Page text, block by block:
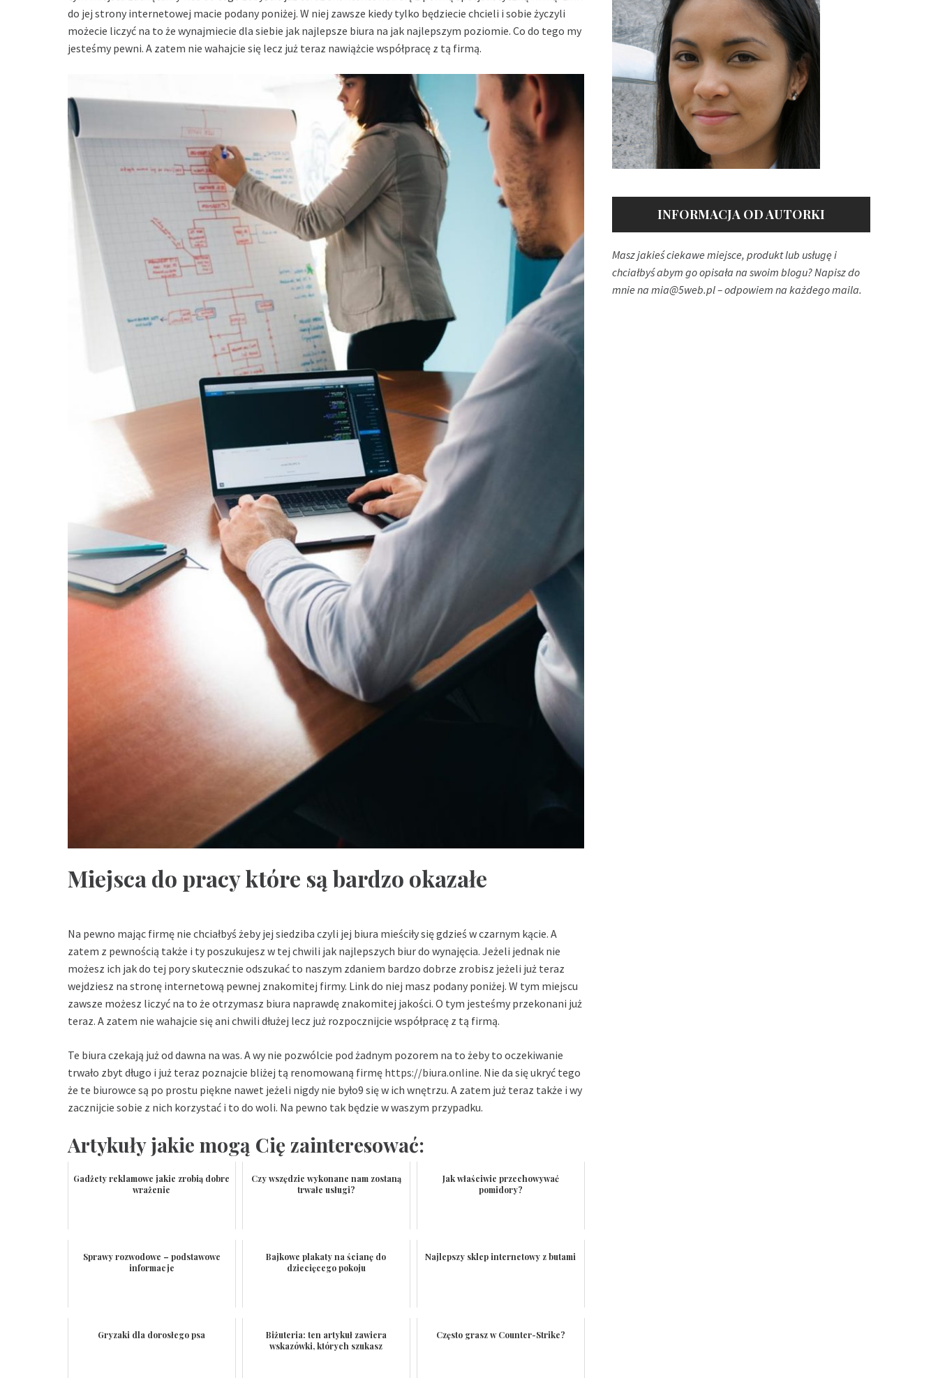
do jej strony internetowej macie podany poniżej. W niej zawsze kiedy tylko będziecie chcieli i sobie życzyli
możecie liczyć na to że wynajmiecie dla siebie jak najlepsze biura na jak najlepszym poziomie. Co do tego my
jesteśmy pewni. A zatem nie wahajcie się lecz już teraz nawiążcie współpracę z tą firmą.
Miejsca do pracy które są bardzo okazałe
Na pewno mając firmę nie chciałbyś żeby jej siedziba czyli jej biura mieściły się gdzieś w czarnym kącie. A
zatem z pewnością także i ty poszukujesz w tej chwili jak najlepszych biur do wynajęcia. Jeżeli jednak nie
możesz ich jak do tej pory skutecznie odszukać to naszym zdaniem bardzo dobrze zrobisz jeżeli już teraz
wejdziesz na stronę internetową pewnej znakomitej firmy. Link do niej masz podany poniżej. W tym miejscu
zawsze możesz liczyć na to że otrzymasz biura naprawdę znakomitej jakości. O tym jesteśmy przekonani już
teraz. A zatem nie wahajcie się ani chwili dłużej lecz już rozpocznijcie współpracę z tą firmą.
Te biura czekają już od dawna na was. A wy nie pozwólcie pod żadnym pozorem na to żeby to oczekiwanie
trwało zbyt długo i już teraz poznajcie bliżej tą renomowaną firmę https://biura.online. Nie da się ukryć tego
że te biurowce są po prostu piękne nawet jeżeli nigdy nie było9 się w ich wnętrzu. A zatem już teraz także i wy
zacznijcie sobie z nich korzystać i to do woli. Na pewno tak będzie w waszym przypadku.
Artykuły jakie mogą Cię zainteresować:
Gadżety reklamowe jakie zrobią dobre
wrażenie
Czy wszędzie wykonane nam zostaną
trwałe usługi?
Jak właściwie przechowywać
pomidory?
Sprawy rozwodowe – podstawowe
informacje
Bajkowe plakaty na ścianę do
dziecięcego pokoju
Najlepszy sklep internetowy z butami
Gryzaki dla dorosłego psa
Biżuteria: ten artykuł zawiera
wskazówki, których szukasz
Często grasz w Counter-Strike?
INFORMACJA OD AUTORKI
Masz jakieś ciekawe miejsce, produkt lub usługę i
chciałbyś abym go opisała na swoim blogu? Napisz do
mnie na mia@5web.pl– odpowiem na każdego maila.